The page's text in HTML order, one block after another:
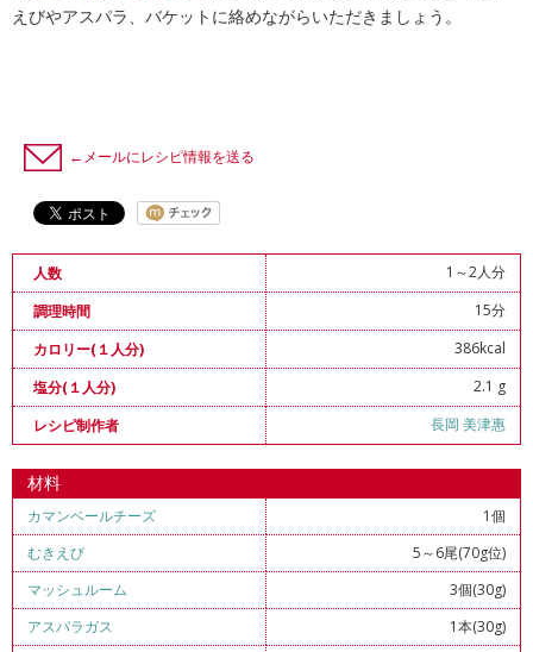
えびやアスパラ、バケットに絡めながらいただきましょう。
←メールにレシピ情報を送る
人数
1～2人分
調理時間
15分
カロリー(１人分)
386kcal
塩分(１人分)
2.1 g
レシピ制作者
長岡 美津惠
材料
カマンベールチーズ
1個
むきえび
5～6尾(70g位)
マッシュルーム
3個(30g)
アスパラガス
1本(30g)